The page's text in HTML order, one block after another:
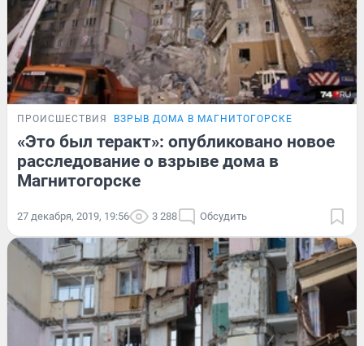
ПРОИСШЕСТВИЯ ВЗРЫВ ДОМА В МАГНИТОГОРСКЕ
«Это был теракт»: опубликовано новое
расследование о взрыве дома в
Магнитогорске
27 декабря, 2019, 19:56 3 288 Обсудить